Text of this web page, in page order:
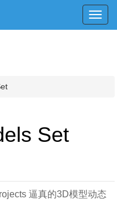
Set
逼真的3D模型动态